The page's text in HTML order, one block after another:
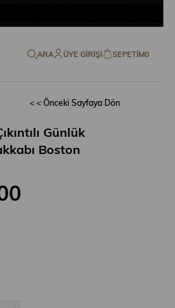
ARA ÜYE GIRIŞI SEPETIM0
< < Önceki Sayfaya Dön
Günlük
Boston